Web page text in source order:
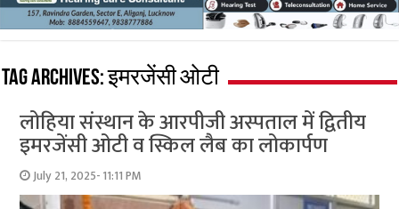
Tag Archives:इमरजेंसी ओटी
लोहिया संस्थान के आरपीजी अस्पताल में द्वितीय
इमरजेंसी ओटी व स्किल लैब का लोकार्पण
July 21, 2025- 11:11 PM